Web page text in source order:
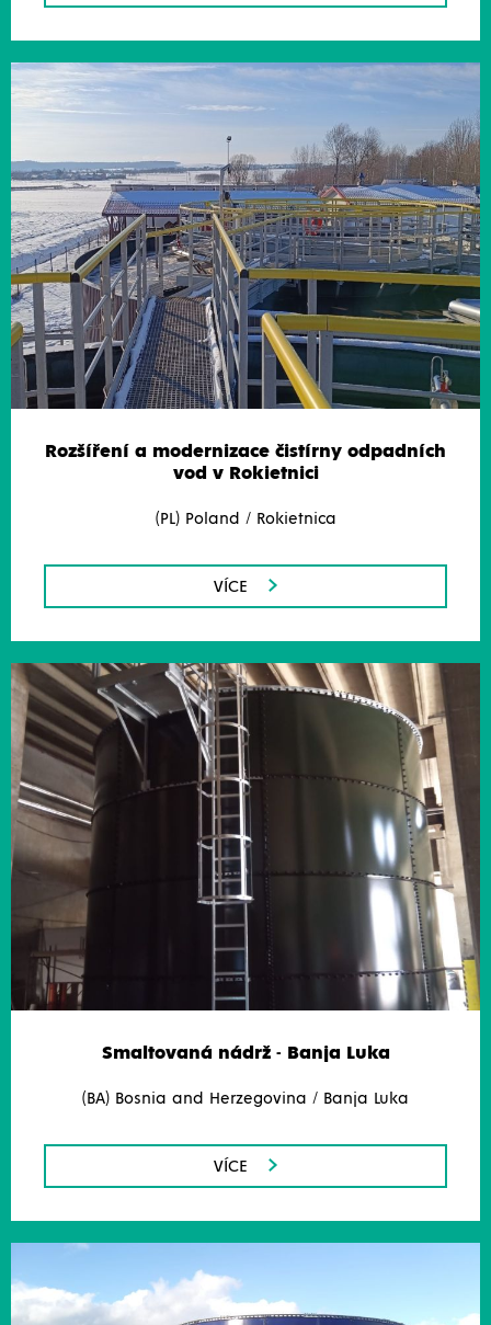
Rozšíření a modernizace čistírny odpadních
vod v Rokietnici
(PL) Poland / Rokietnica
VÍCE
Smaltovaná nádrž - Banja Luka
(BA) Bosnia and Herzegovina / Banja Luka
VÍCE